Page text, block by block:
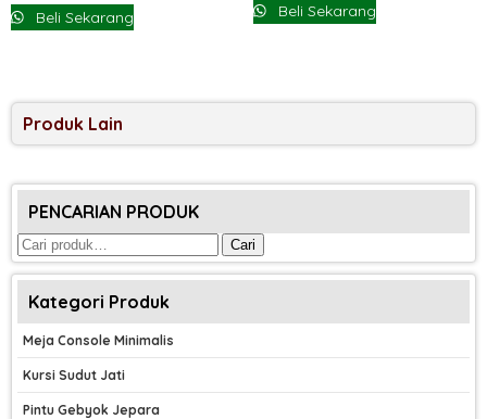
adalah:
Beli Sekarang Beli Sekarang
Produk Lain
PENCARIAN PRODUK
Pencarian
untuk:
Cari
Kategori Produk
Meja Console Minimalis
Kursi Sudut Jati
Pintu Gebyok Jepara